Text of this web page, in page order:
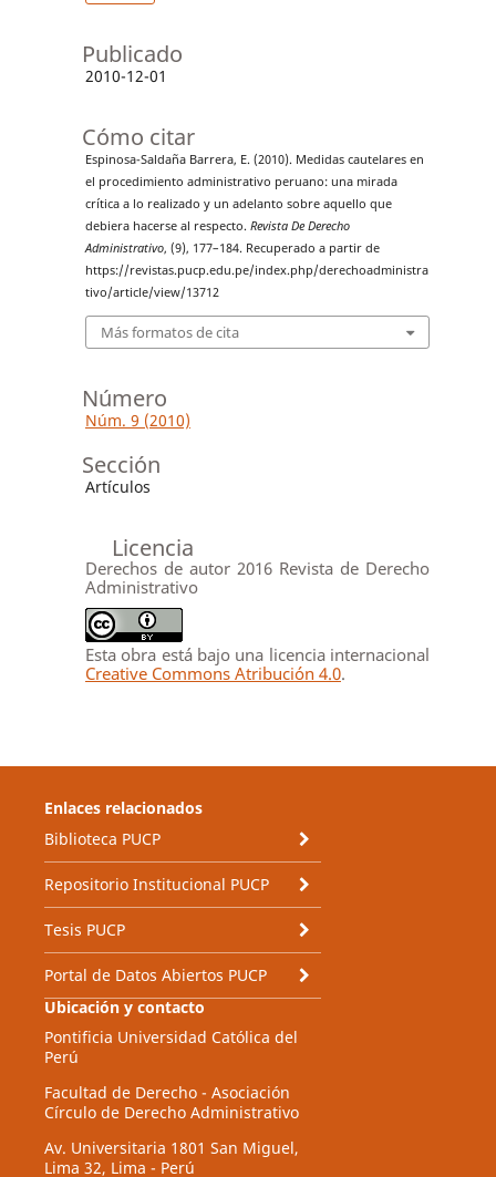
Publicado
2010-12-01
Cómo citar
Espinosa-Saldaña Barrera, E. (2010). Medidas cautelares en
el procedimiento administrativo peruano: una mirada
crítica a lo realizado y un adelanto sobre aquello que
debiera hacerse al respecto. Revista De Derecho
Administrativo, (9), 177–184. Recuperado a partir de
https://revistas.pucp.edu.pe/index.php/derechoadministra
tivo/article/view/13712
Más formatos de cita
Número
Núm. 9 (2010)
Sección
Artículos
Licencia
Derechos de autor 2016 Revista de Derecho
Administrativo
Esta obra está bajo una licencia internacional
Creative Commons Atribución 4.0.
Enlaces relacionados
Biblioteca PUCP
Repositorio Institucional PUCP
Tesis PUCP
Portal de Datos Abiertos PUCP
Ubicación y contacto
Pontificia Universidad Católica del
Perú
Facultad de Derecho - Asociación
Círculo de Derecho Administrativo
Av. Universitaria 1801 San Miguel,
Lima 32, Lima - Perú